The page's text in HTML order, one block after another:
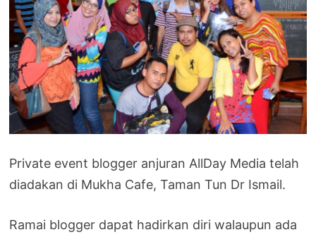
Private event blogger anjuran AllDay Media telah
diadakan di Mukha Cafe, Taman Tun Dr Ismail.
Ramai blogger dapat hadirkan diri walaupun ada